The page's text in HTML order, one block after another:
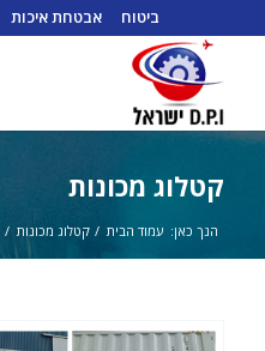
ביטוח אבטחת איכות
קטלוג מכונות
הנך כאן: עמוד הבית / קטלוג מכונות /